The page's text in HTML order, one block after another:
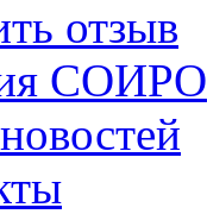
отзыв
СОИРО